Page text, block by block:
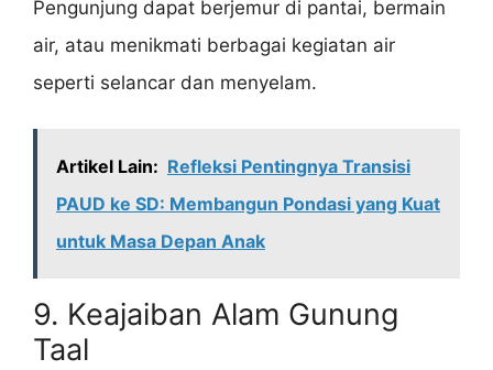
Pengunjung dapat berjemur di pantai, bermain
air, atau menikmati berbagai kegiatan air
seperti selancar dan menyelam.
Artikel Lain: Refleksi Pentingnya Transisi
PAUD ke SD: Membangun Pondasi yang Kuat
untuk Masa Depan Anak
9. Keajaiban Alam Gunung
Taal